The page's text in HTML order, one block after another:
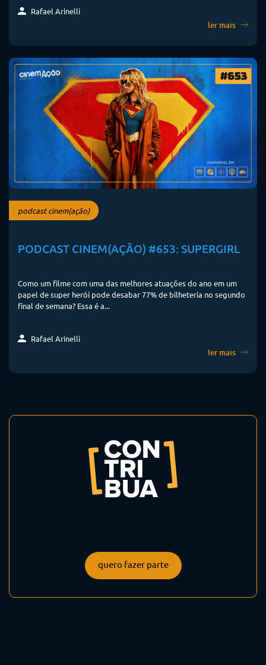
Rafael Arinelli
ler mais
podcast cinem(ação)
PODCAST CINEM(AÇÃO) #653: SUPERGIRL
Como um filme com uma das melhores atuações do ano em um
papel de super herói pode desabar 77% de bilheteria no segundo
final de semana? Essa é a...
Rafael Arinelli
ler mais
quero fazer parte